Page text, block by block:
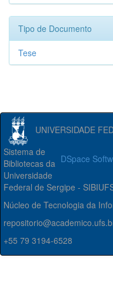
Tipo de Documento
Tese
UNIVERSIDADE
DSpace
Sistema de
Bibliotecas da
Universidade
Federal de Sergipe -
Núcleo de Tecnologia da
+55 79 3194-6528